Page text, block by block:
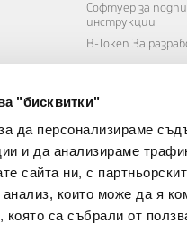
"бисквитки"
да персонализираме
и да анализираме
сайта ни, с
анализ, които може да я
са събрали от
Софтуер за
инструкции
B-Token За
Е-ПОДПИСВАНЕ И